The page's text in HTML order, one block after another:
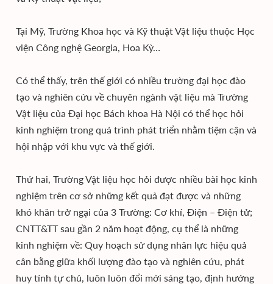
Tại Mỹ, Trường Khoa học và Kỹ thuật Vật liệu thuộc Học
viện Công nghệ Georgia, Hoa Kỳ…
Có thể thấy, trên thế giới có nhiều trường đại học đào
tạo và nghiên cứu về chuyên ngành vật liệu mà Trường
Vật liệu của Đại học Bách khoa Hà Nội có thể học hỏi
kinh nghiệm trong quá trình phát triển nhằm tiệm cận và
hội nhập với khu vực và thế giới.
Thứ hai, Trường Vật liệu học hỏi được nhiều bài học kinh
nghiệm trên cơ sở những kết quả đạt được và những
khó khăn trở ngại của 3 Trường: Cơ khí, Điện – Điện tử;
CNTT&TT sau gần 2 năm hoạt động, cụ thể là những
kinh nghiệm về: Quy hoạch sử dụng nhân lực hiệu quả
cân bằng giữa khối lượng đào tạo và nghiên cứu, phát
huy tính tự chủ, luôn luôn đổi mới sáng tạo, định hướng